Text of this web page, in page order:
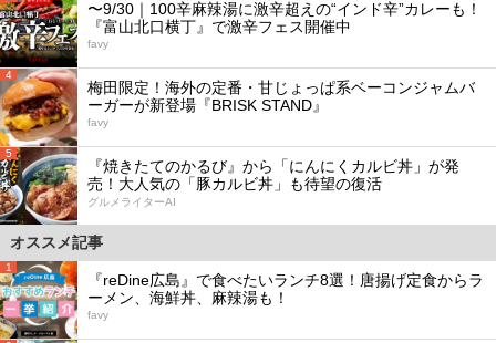
〜9/30｜100辛麻辣湯に激辛超えの“インド辛”カレーも！
『富山北口横丁』で激辛フェス開催中
favy
4
梅田限定！海外の定番・甘じょっぱ系ベーコンジャムバ
ーガーが新登場『BRISK STAND』
favy
5
『焼きたてのかるび』から「にんにくカルビ丼」が発
売！大人気の「豚カルビ丼」も待望の復活
グルメライターAI
オススメ記事
1
『reDine広島』で食べたいランチ8選！唐揚げ定食からラ
ーメン、海鮮丼、麻辣湯も！
favy